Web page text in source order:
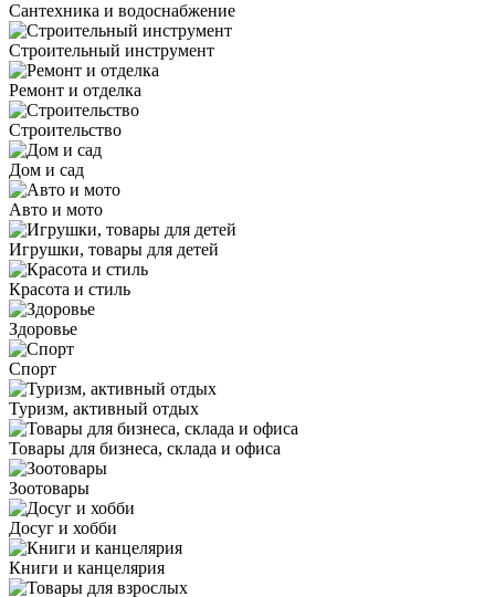
Сантехника и водоснабжение
Строительный инструмент
Ремонт и отделка
Строительство
Дом и сад
Авто и мото
Игрушки, товары для детей
Красота и стиль
Здоровье
Спорт
Туризм, активный отдых
Товары для бизнеса, склада и офиса
Зоотовары
Досуг и хобби
Книги и канцелярия